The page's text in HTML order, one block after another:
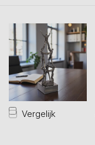
Vergelijk